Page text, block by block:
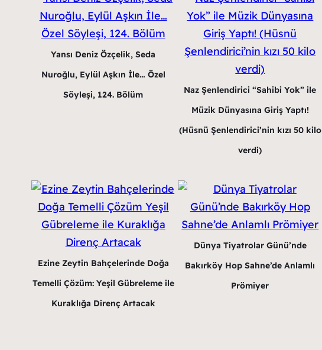
Yansı Deniz Özçelik, Seda
Nuroğlu, Eylül Aşkın İle… Özel
Söyleşi, 124. Bölüm
Naz Şenlendirici “Sahibi Yok” ile
Müzik Dünyasına Giriş Yaptı!
(Hüsnü Şenlendirici’nin kızı 50 kilo
verdi)
Ezine Zeytin Bahçelerinde Doğa
Temelli Çözüm: Yeşil Gübreleme ile
Kuraklığa Direnç Artacak
Dünya Tiyatrolar Günü’nde
Bakırköy Hop Sahne’de Anlamlı
Prömiyer